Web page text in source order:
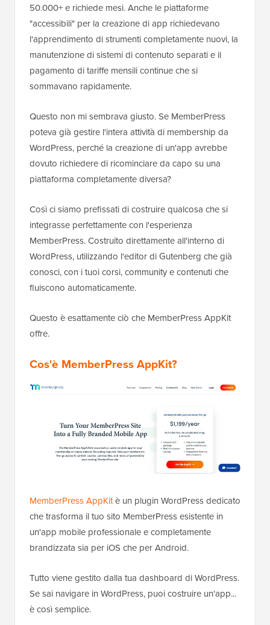
50.000+ e richiede mesi. Anche le piattaforme
"accessibili" per la creazione di app richiedevano
l'apprendimento di strumenti completamente nuovi, la
manutenzione di sistemi di contenuto separati e il
pagamento di tariffe mensili continue che si
sommavano rapidamente.
Questo non mi sembrava giusto. Se MemberPress
poteva già gestire l'intera attività di membership da
WordPress, perché la creazione di un'app avrebbe
dovuto richiedere di ricominciare da capo su una
piattaforma completamente diversa?
Così ci siamo prefissati di costruire qualcosa che si
integrasse perfettamente con l'esperienza
MemberPress. Costruito direttamente all'interno di
WordPress, utilizzando l'editor di Gutenberg che già
conosci, con i tuoi corsi, community e contenuti che
fluiscono automaticamente.
Questo è esattamente ciò che MemberPress AppKit
offre.
Cos'è MemberPress AppKit?
MemberPress AppKitè un plugin WordPress dedicato
che trasforma il tuo sito MemberPress esistente in
un'app mobile professionale e completamente
brandizzata sia per iOS che per Android.
Tutto viene gestito dalla tua dashboard di WordPress.
Se sai navigare in WordPress, puoi costruire un'app...
è così semplice.